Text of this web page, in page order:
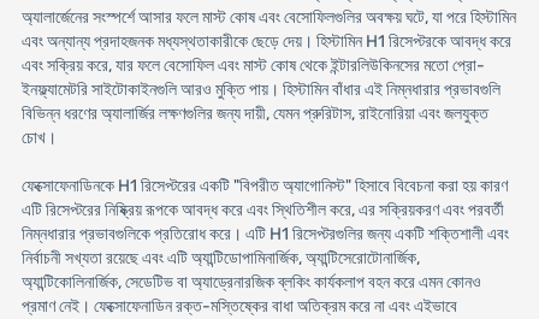
অ্যালার্জেনের সংস্পর্শে আসার ফলে মাস্ট কোষ এবং বেসোফিলগুলির অবক্ষয় ঘটে, যা পরে হিস্টামিন
এবং অন্যান্য প্রদাহজনক মধ্যস্থতাকারীকে ছেড়ে দেয়। হিস্টামিন H1 রিসেপ্টরকে আবদ্ধ করে
এবং সক্রিয় করে, যার ফলে বেসোফিল এবং মাস্ট কোষ থেকে ইন্টারলিউকিনসের মতো প্রো-
ইনফ্ল্যামেটরি সাইটোকাইনগুলি আরও মুক্তি পায়। হিস্টামিন বাঁধার এই নিম্নধারার প্রভাবগুলি
বিভিন্ন ধরণের অ্যালার্জির লক্ষণগুলির জন্য দায়ী, যেমন প্রুরিটাস, রাইনোরিয়া এবং জলযুক্ত
চোখ।
ফেক্সোফেনাডিনকে H1 রিসেপ্টরের একটি "বিপরীত অ্যাগোনিস্ট" হিসাবে বিবেচনা করা হয় কারণ
এটি রিসেপ্টরের নিষ্ক্রিয় রূপকে আবদ্ধ করে এবং স্থিতিশীল করে, এর সক্রিয়করণ এবং পরবর্তী
নিম্নধারার প্রভাবগুলিকে প্রতিরোধ করে। এটি H1 রিসেপ্টরগুলির জন্য একটি শক্তিশালী এবং
নির্বাচনী সখ্যতা রয়েছে এবং এটি অ্যান্টিডোপামিনার্জিক, অ্যান্টিসেরোটোনার্জিক,
অ্যান্টিকোলিনার্জিক, সেডেটিভ বা অ্যাড্রেনারজিক ব্লকিং কার্যকলাপ বহন করে এমন কোনও
প্রমাণ নেই। ফেক্সোফেনাডিন রক্ত-মস্তিষ্কের বাধা অতিক্রম করে না এবং এইভাবে